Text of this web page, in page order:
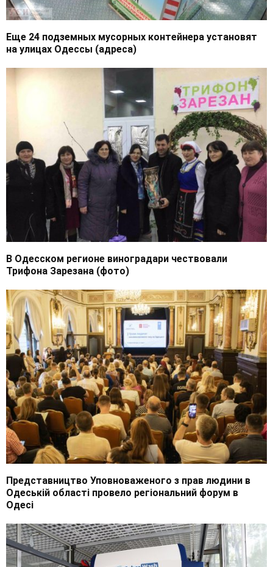
Еще 24 подземных мусорных контейнера установят
на улицах Одессы (адреса)
В Одесском регионе виноградари чествовали
Трифона Зарезана (фото)
Представництво Уповноваженого з прав людини в
Одеській області провело регіональний форум в
Одесі